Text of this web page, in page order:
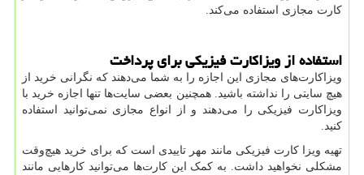
کارت مجازی استفاده می‌کند.
استفاده از ویزاکارت فیزیکی برای پرداخت
ویزاکارت‌های مجازی این اجازه را به شما می‌دهند که نگرانی خرید از
هیچ سایتی را نداشته باشید. همچنین بعضی سایت‌ها تنها اجازه خرید با
ویزاکارت فیزیکی را می‌دهند و از انواع مجازی نمی‌توانید استفاده
کنید.
تهیه ویزا کارت فیزیکی مانند مهر تاییدی است که برای خرید هیچ‌وقت
مشکلی نخواهید داشت. به کمک این کارت‌ها می‌توانید کار‌هایی مانند